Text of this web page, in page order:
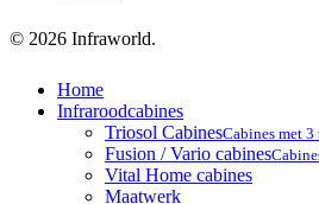
© 2026 Infraworld.
Close
Menu
Home
Infraroodcabines
Triosol CabinesCabines met
Fusion / Vario cabines
Vital Home cabines
Maatwerk